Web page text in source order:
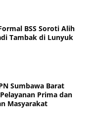
BSS Soroti Alih
Tambak di Lunyuk
Sumbawa Barat
Prima dan
Masyarakat